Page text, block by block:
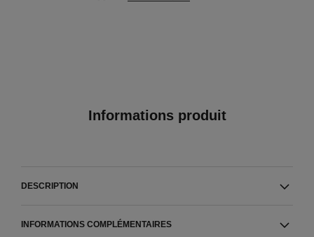
Informations produit
DESCRIPTION
INFORMATIONS COMPLÉMENTAIRES